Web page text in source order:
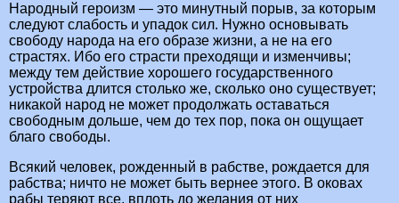
Народный героизм — это минутный порыв, за которым
следуют слабость и упадок сил. Нужно основывать
свободу народа на его образе жизни, а не на его
страстях. Ибо его страсти преходящи и изменчивы;
между тем действие хорошего государственного
устройства длится столько же, сколько оно существует;
никакой народ не может продолжать оставаться
свободным дольше, чем до тех пор, пока он ощущает
благо свободы.
Всякий человек, рожденный в рабстве, рождается для
рабства; ничто не может быть вернее этого. В оковах
рабы теряют все, вплоть до желания от них